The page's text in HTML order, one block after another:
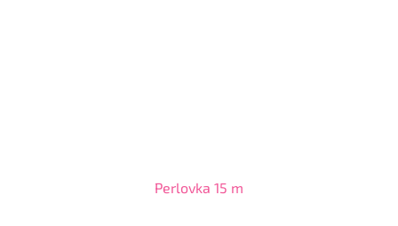
Perlovka 15 m